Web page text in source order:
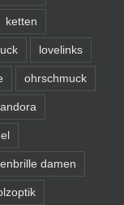
ketten
lovelinks
ohrschmuck
damen